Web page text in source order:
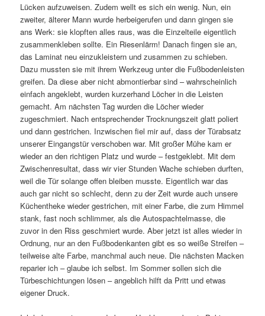
Lücken aufzuweisen. Zudem wellt es sich ein wenig. Nun, ein
zweiter, älterer Mann wurde herbeigerufen und dann gingen sie
ans Werk: sie klopften alles raus, was die Einzelteile eigentlich
zusammenkleben sollte. Ein Riesenlärm! Danach fingen sie an,
das Laminat neu einzukleistern und zusammen zu schieben.
Dazu mussten sie mit ihrem Werkzeug unter die Fußbodenleisten
greifen. Da diese aber nicht abmontierbar sind – wahrscheinlich
einfach angeklebt, wurden kurzerhand Löcher in die Leisten
gemacht. Am nächsten Tag wurden die Löcher wieder
zugeschmiert. Nach entsprechender Trocknungszeit glatt poliert
und dann gestrichen. Inzwischen fiel mir auf, dass der Türabsatz
unserer Eingangstür verschoben war. Mit großer Mühe kam er
wieder an den richtigen Platz und wurde – festgeklebt. Mit dem
Zwischenresultat, dass wir vier Stunden Wache schieben durften,
weil die Tür solange offen bleiben musste. Eigentlich war das
auch gar nicht so schlecht, denn zu der Zeit wurde auch unsere
Küchentheke wieder gestrichen, mit einer Farbe, die zum Himmel
stank, fast noch schlimmer, als die Autospachtelmasse, die
zuvor in den Riss geschmiert wurde. Aber jetzt ist alles wieder in
Ordnung, nur an den Fußbodenkanten gibt es so weiße Streifen –
teilweise alte Farbe, manchmal auch neue. Die nächsten Macken
reparier ich – glaube ich selbst. Im Sommer sollen sich die
Türbeschichtungen lösen – angeblich hilft da Pritt und etwas
eigener Druck.